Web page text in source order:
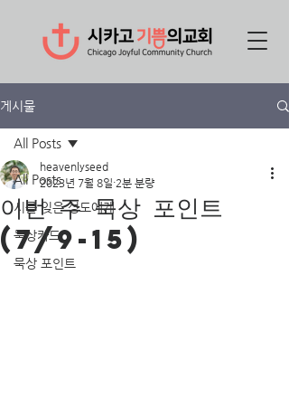
게시물
All Posts
시를 잊은 성도에게
묵상카드
묵상 포인트
All Posts
이번 주 묵상 포인트
(7/9-15)
heavenlyseed
2023년 7월 8일 2분 분량